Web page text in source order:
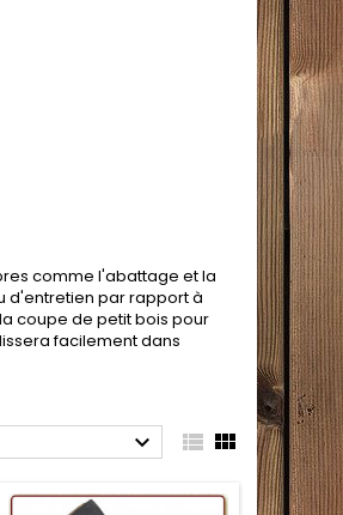
comme l'abattage et la
d'entretien par rapport à
coupe de petit bois pour
facilement dans
  